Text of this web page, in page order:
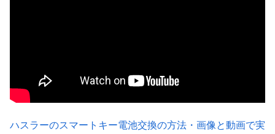
ハスラーのスマートキー電池交換の方法・画像と動画で実